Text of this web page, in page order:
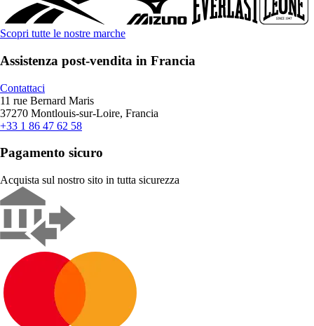
Scopri tutte le nostre marche
Assistenza post-vendita in Francia
Contattaci
11 rue Bernard Maris
37270 Montlouis-sur-Loire, Francia
+33 1 86 47 62 58
Pagamento sicuro
Acquista sul nostro sito in tutta sicurezza